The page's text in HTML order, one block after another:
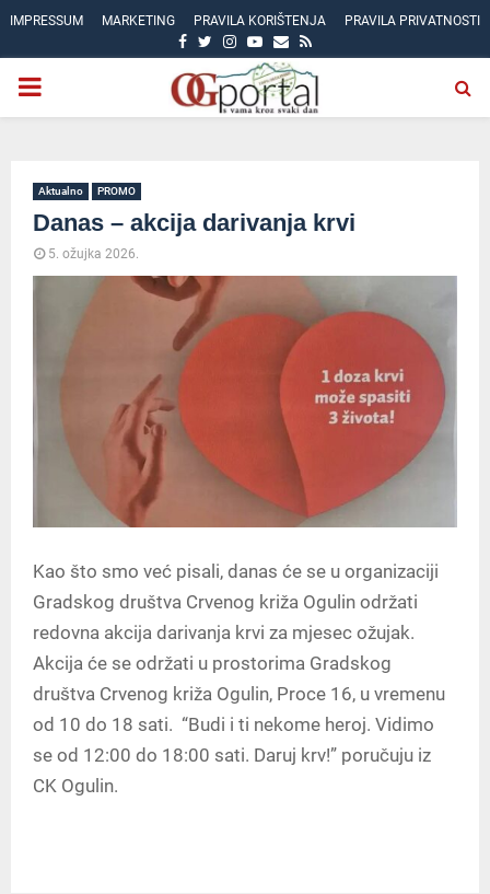
IMPRESSUM MARKETING PRAVILA KORIŠTENJA PRAVILA PRIVATNOSTI
FACEBOOK
TWITTER
INSTAGRAM
YOUTUBE
EMAIL
RSS
PRIMARY
Aktualno PROMO
Danas – akcija darivanja krvi
5. ožujka 2026.
Kao što smo već pisali, danas će se u organizaciji
Gradskog društva Crvenog križa Ogulin održati
redovna akcija darivanja krvi za mjesec ožujak.
Akcija će se održati u prostorima Gradskog
društva Crvenog križa Ogulin, Proce 16, u vremenu
od 10 do 18 sati. “Budi i ti nekome heroj. Vidimo
se od 12:00 do 18:00 sati. Daruj krv!” poručuju iz
CK Ogulin.